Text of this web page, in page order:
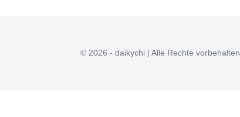
© 2026 - daikychi | Alle Rechte vorbehalten